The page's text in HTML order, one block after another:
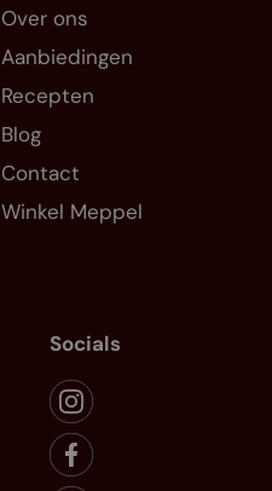
Over ons
Aanbiedingen
Recepten
Blog
Contact
Winkel Meppel
Socials